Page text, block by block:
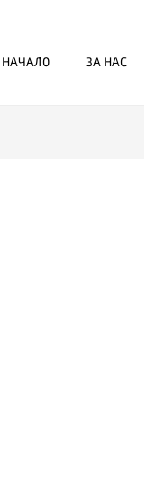
НАЧАЛО ЗА НАС